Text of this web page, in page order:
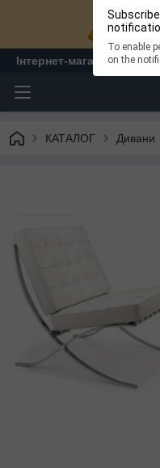
To enable
on the
Інтернет-магазин "ЛАМ"
КАТАЛОГ Дивани